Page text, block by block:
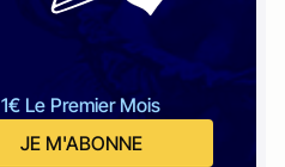
1€ Le Premier Mois
JE M'ABONNE